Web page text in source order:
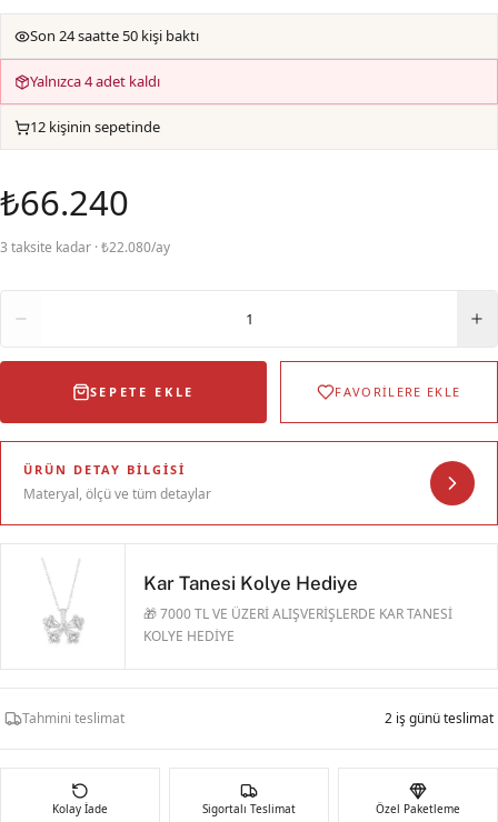
Son 24 saatte 50 kişi baktı
Yalnızca 4 adet kaldı
12 kişinin sepetinde
₺66.240
3 taksite kadar · ₺22.080/ay
1
SEPETE EKLE FAVORİLERE EKLE
ÜRÜN DETAY BILGISI
Materyal, ölçü ve tüm detaylar
Kar Tanesi Kolye Hediye
🎁 7000 TL VE ÜZERİ ALIŞVERİŞLERDE KAR TANESİ
KOLYE HEDİYE
Tahmini teslimat 2 iş günü teslimat
Kolay İade
Sigortalı Teslimat
Özel Paketleme